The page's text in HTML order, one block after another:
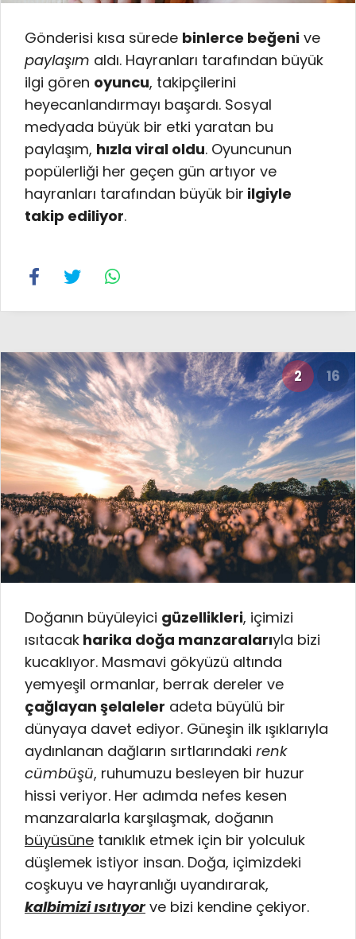
Gönderisi kısa sürede binlerce beğeni ve
paylaşım aldı. Hayranları tarafından büyük
ilgi gören oyuncu, takipçilerini
heyecanlandırmayı başardı. Sosyal
medyada büyük bir etki yaratan bu
paylaşım, hızla viral oldu. Oyuncunun
popülerliği her geçen gün artıyor ve
hayranları tarafından büyük bir ilgiyle
takip ediliyor.
2 16
Doğanın büyüleyici güzellikleri, içimizi
ısıtacak harika doğa manzaralarıyla bizi
kucaklıyor. Masmavi gökyüzü altında
yemyeşil ormanlar, berrak dereler ve
çağlayan şelaleler adeta büyülü bir
dünyaya davet ediyor. Güneşin ilk ışıklarıyla
aydınlanan dağların sırtlarındaki renk
cümbüşü, ruhumuzu besleyen bir huzur
hissi veriyor. Her adımda nefes kesen
manzaralarla karşılaşmak, doğanın
büyüsüne tanıklık etmek için bir yolculuk
düşlemek istiyor insan. Doğa, içimizdeki
coşkuyu ve hayranlığı uyandırarak,
kalbimizi ısıtıyor ve bizi kendine çekiyor.